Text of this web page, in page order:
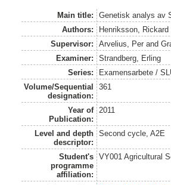
Main title:
Genetisk analys av
Authors:
Henriksson, Rickard
Supervisor:
Arvelius, Per and
Examiner:
Strandberg, Erling
Series:
Examensarbete /
Volume/Sequential
designation:
361
Year of
Publication:
2011
Level and depth
descriptor:
Second cycle, A2E
Student's
programme
affiliation:
VY001 Agricultural